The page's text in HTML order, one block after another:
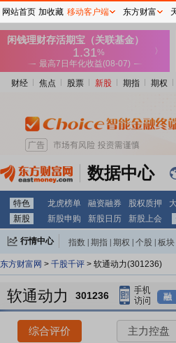
财经 焦点 股票 新股 期指 期权
数据中心
特色 龙虎榜单 融资融券 股权质押
新股
新股申购 新股日历 新股上会
行情中心 指数 期指 期权 个股 板块
东方财富网 > 千股千评 > 软通动力(301236)
软通动力 301236 融
综合评价 主力控盘
网站首页 加收藏 移动客户端 东方财富